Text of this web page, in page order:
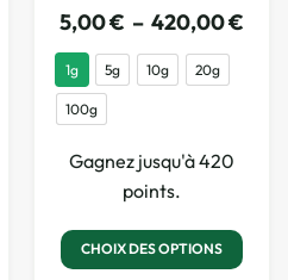
5,00€ – 420,00€
1g 5g 10g 20g
100g
Gagnez jusqu'à 420
points.
CHOIX DES OPTIONS